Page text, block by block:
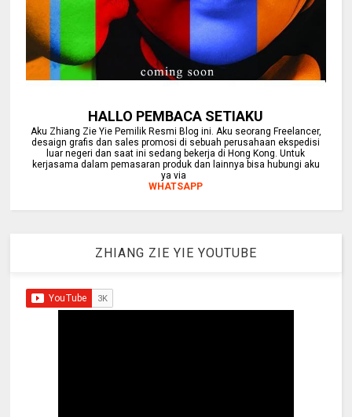
HALLO PEMBACA SETIAKU
Aku Zhiang Zie Yie Pemilik Resmi Blog ini. Aku seorang Freelancer,
desaign grafis dan sales promosi di sebuah perusahaan ekspedisi
luar negeri dan saat ini sedang bekerja di Hong Kong. Untuk
kerjasama dalam pemasaran produk dan lainnya bisa hubungi aku
ya via
WHATSAPP
ZHIANG ZIE YIE YOUTUBE